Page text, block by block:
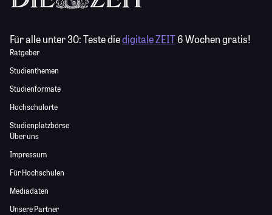
Für alle unter 30:Teste diedigitale ZEIT6 Wochen gratis!
Ratgeber
Studienthemen
Studienformate
Hochschulorte
Studienplatzbörse
Über uns
Impressum
Für Hochschulen
Mediadaten
Unsere Partner